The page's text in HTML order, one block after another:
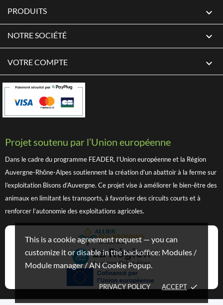
This is a cookie agreement request — you can
customize it or disable in the backoffice: Modules /
Module manager / AN Cookie Popup.
PRIVACY POLICY ACCEPT done
PRODUITS 
NOTRE SOCIÉTÉ 
VOTRE COMPTE 
Projet soutenu par l’Union européenne
Dans le cadre du programme FEADER, l’Union européenne et la Région
Auvergne-Rhône-Alpes soutiennent la création d’un abattoir à la ferme sur
l’exploitation Bisons d’Auvergne. Ce projet vise à améliorer le bien-être des
animaux en limitant les transports, à favoriser des circuits courts et à
renforcer l’autonomie des exploitations agricoles.